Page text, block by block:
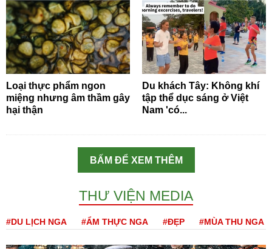
Loại thực phẩm ngon
miệng nhưng âm thầm gây
hại thận
Du khách Tây: Không khí
tập thể dục sáng ở Việt
Nam 'có...
BẤM ĐỂ XEM THÊM
THƯ VIỆN MEDIA
#DU LỊCH NGA #ẨM THỰC NGA #ĐẸP #MÙA THU NGA